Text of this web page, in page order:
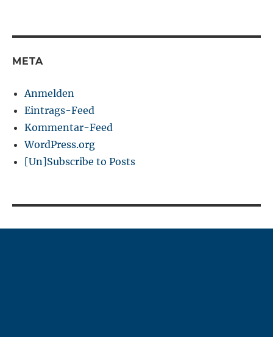
META
Anmelden
Eintrags-Feed
Kommentar-Feed
WordPress.org
[Un]Subscribe to Posts